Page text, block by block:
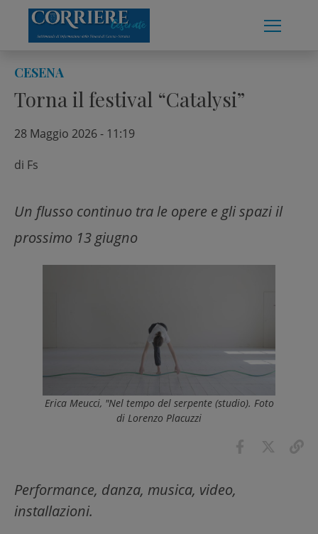
content
CESENA
Torna il festival “Catalysi”
28 Maggio 2026 - 11:19
di Fs
Un flusso continuo tra le opere e gli spazi il
prossimo 13 giugno
Erica Meucci, "Nel tempo del serpente (studio). Foto
di Lorenzo Placuzzi
Performance, danza, musica, video,
installazioni.